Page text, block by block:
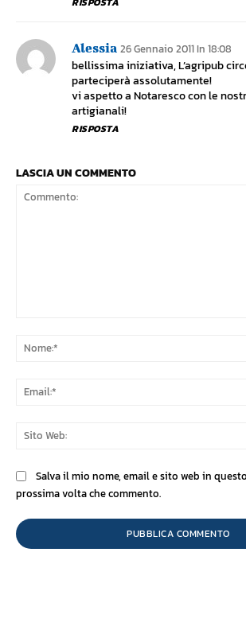
Alessia 26 Gennaio 2011 In 18:08
bellissima iniziativa, L’agripub
parteciperà assolutamente!
vi aspetto a Notaresco con le
artigianali!
RISPOSTA
LASCIA UN COMMENTO
Salva il mio nome, email e sito web in
prossima volta che commento.